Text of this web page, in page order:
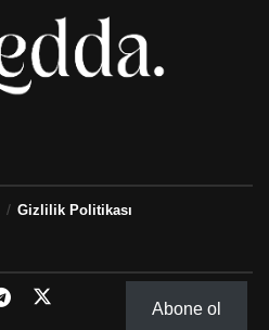
Gizlilik Politikası
Abone ol